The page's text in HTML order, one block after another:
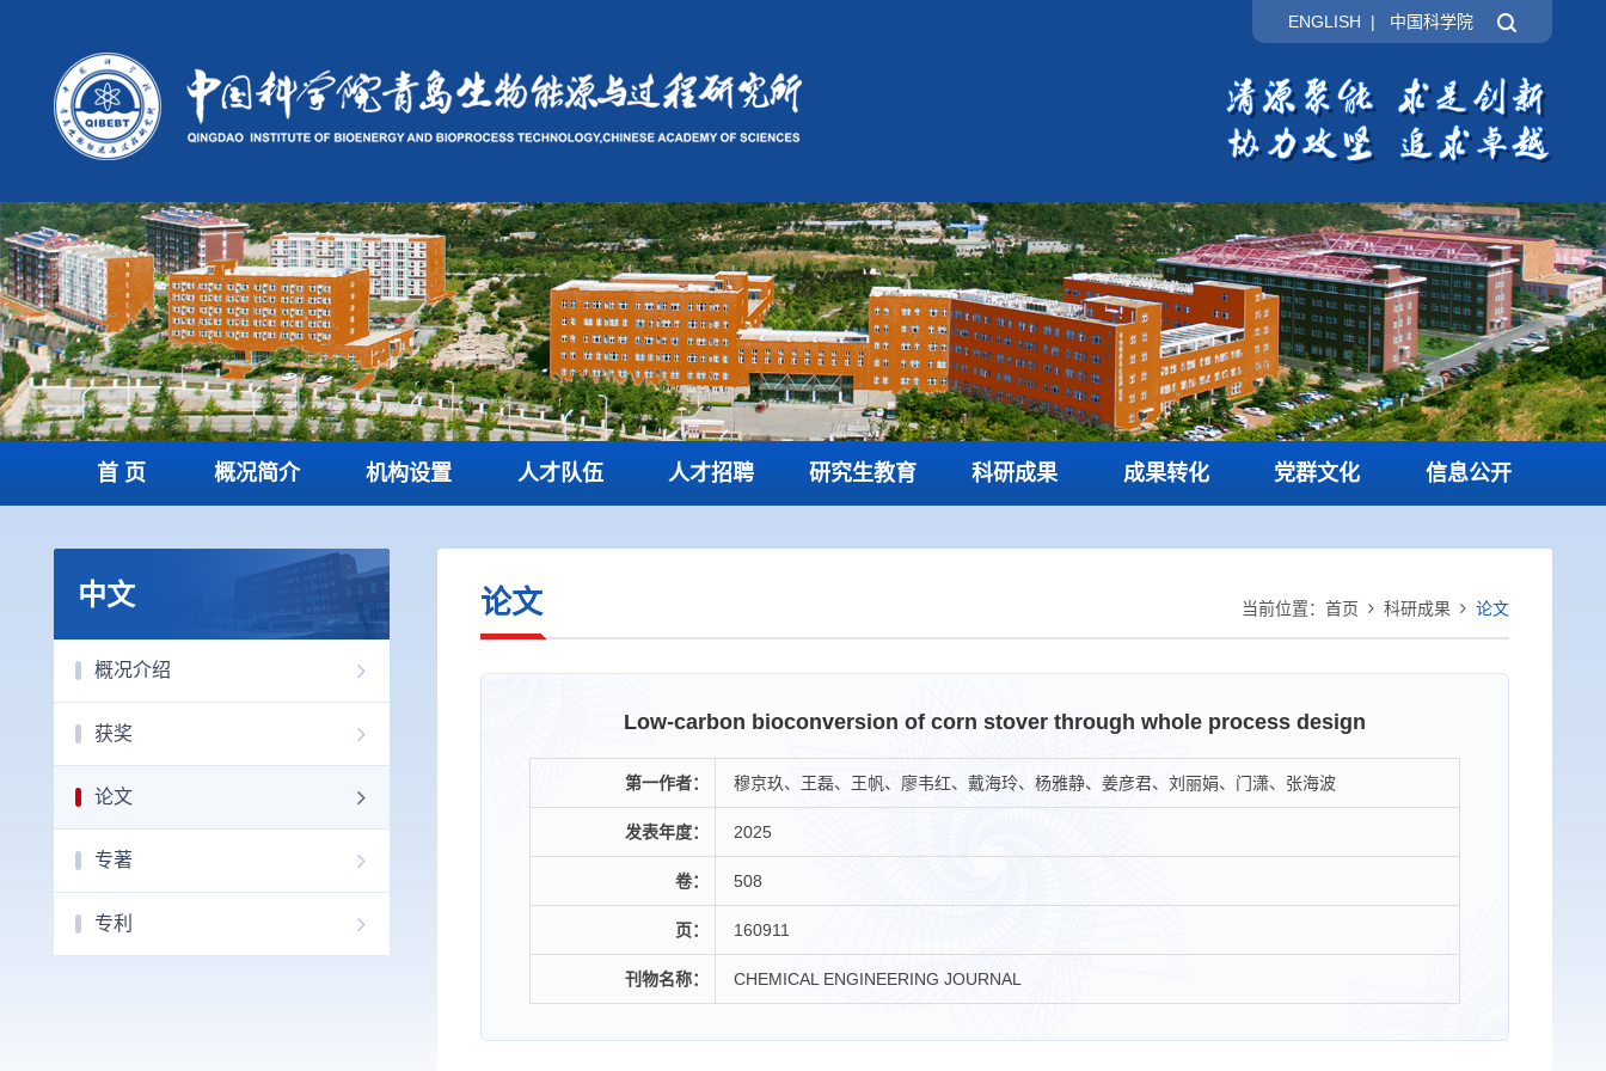
ENGLISH | 中国科学院
首 页 概况简介 机构设置 人才队伍 人才招聘 研究生教育 科研成果 成果转化 党群文化 信息公开
中文
概况介绍
获奖
论文
专著
专利
当前位置： 首页 科研成果 论文
论文
Low-carbon bioconversion of corn stover through whole process design
第一作者： 穆京玖、王磊、王帆、廖韦红、戴海玲、杨雅静、姜彦君、刘丽娟、门潇、张海波
发表年度： 2025
卷： 508
页： 160911
刊物名称： CHEMICAL ENGINEERING JOURNAL